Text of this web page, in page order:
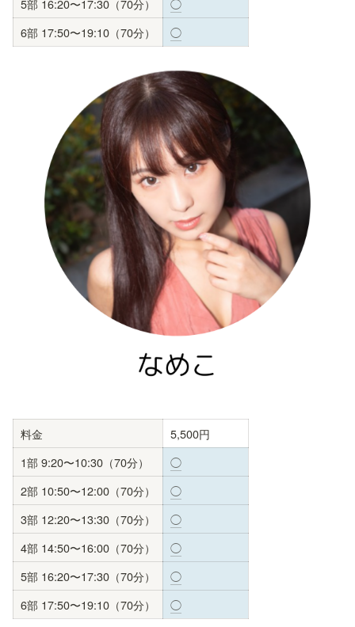
5部 16:20〜17:30（70分）
◯
6部 17:50〜19:10（70分）
◯
料金
5,500円
1部 9:20〜10:30（70分）
◯
2部 10:50〜12:00（70分）
◯
3部 12:20〜13:30（70分）
◯
4部 14:50〜16:00（70分）
◯
5部 16:20〜17:30（70分）
◯
6部 17:50〜19:10（70分）
◯